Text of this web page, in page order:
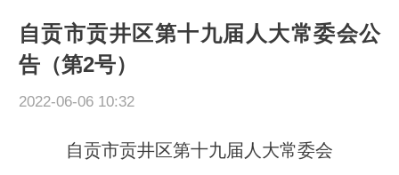
自贡市贡井区第十九届人大常委会公
告（第2号）
2022-06-06 10:32
自贡市贡井区第十九届人大常委会